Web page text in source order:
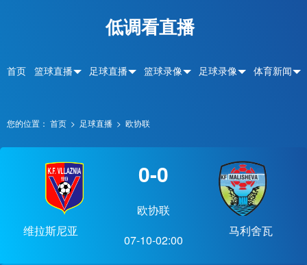
低调看直播
首页 篮球直播 足球直播 篮球录像 足球录像 体育新闻
您的位置： 首页 > 足球直播 > 欧协联
维拉斯尼亚
0-0
欧协联
07-10-02:00
马利舍瓦